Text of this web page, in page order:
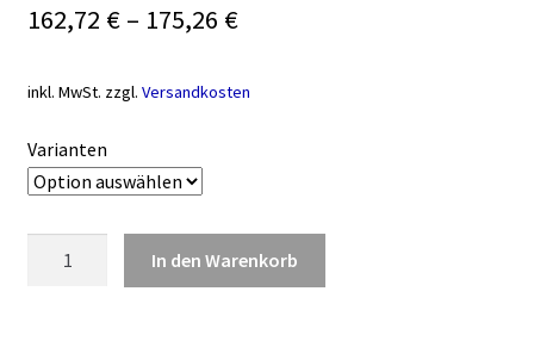
162,72 €– 175,26 €
inkl. MwSt. zzgl. Versandkosten
Varianten
In den Warenkorb